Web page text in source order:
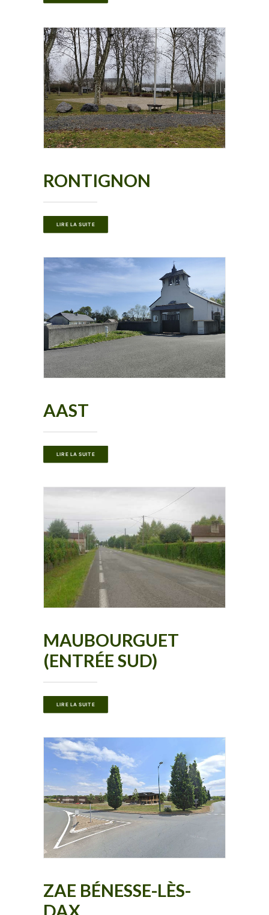
RONTIGNON
LIRE LA SUITE
AAST
LIRE LA SUITE
MAUBOURGUET
(ENTRÉE SUD)
LIRE LA SUITE
ZAE BÉNESSE-LÈS-
DAX